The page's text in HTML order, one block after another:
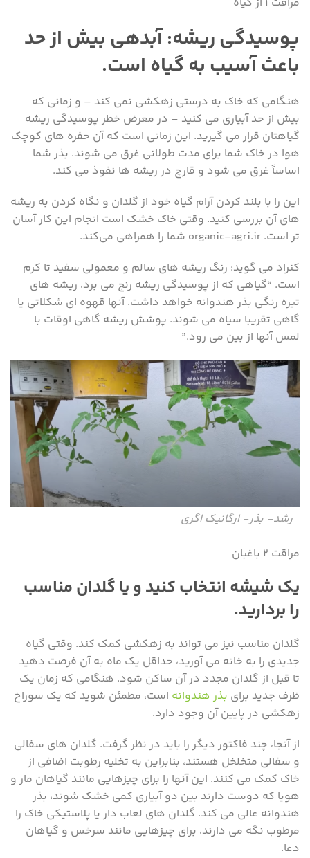
پوسیدگی ریشه: آبدهی بیش از حد
باعث آسیب به گیاه است.
هنگامی که خاک به درستی زهکشی نمی کند – و زمانی که
بیش از حد آبیاری می کنید – در معرض خطر پوسیدگی ریشه
گیاهتان قرار می گیرید. این زمانی است که آن حفره های کوچک
هوا در خاک شما برای مدت طولانی غرق می شوند. بذر شما
اساساً غرق می شود و قارچ در ریشه ها نفوذ می کند.
این را با بلند کردن آرام گیاه خود از گلدان و نگاه کردن به ریشه
های آن بررسی کنید. وقتی خاک خشک است انجام این کار آسان
تر است. organic-agri.ir شما را همراهی می‌کند.
کنراد می گوید: رنگ ریشه های سالم و معمولی سفید تا کرم
است. “گیاهی که از پوسیدگی ریشه رنج می برد، ریشه های
تیره رنگی بذر هندوانه خواهد داشت. آنها قهوه ای شکلاتی یا
گاهی تقریبا سیاه می شوند. پوشش ریشه گاهی اوقات با
لمس آنها از بین می رود.”
رشد- بذر- ارگانیک اگری
مراقت ۲ باغبان
یک شیشه انتخاب کنید و یا گلدان مناسب
را بردارید.
گلدان مناسب نیز می تواند به زهکشی کمک کند. وقتی گیاه
جدیدی را به خانه می آورید، حداقل یک ماه به آن فرصت دهید
تا قبل از گلدان مجدد در آن ساکن شود. هنگامی که زمان یک
ظرف جدید برای بذر هندوانه است، مطمئن شوید که یک سوراخ
زهکشی در پایین آن وجود دارد.
از آنجا، چند فاکتور دیگر را باید در نظر گرفت. گلدان های سفالی
و سفالی متخلخل هستند، بنابراین به تخلیه رطوبت اضافی از
خاک کمک می کنند. این آنها را برای چیزهایی مانند گیاهان مار و
هویا که دوست دارند بین دو آبیاری کمی خشک شوند، بذر
هندوانه عالی می کند. گلدان های لعاب دار یا پلاستیکی خاک را
مرطوب نگه می دارند، برای چیزهایی مانند سرخس و گیاهان
دعا.